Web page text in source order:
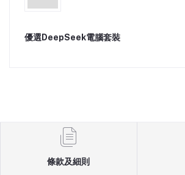
優選DeepSeek電腦套裝
條款及細則